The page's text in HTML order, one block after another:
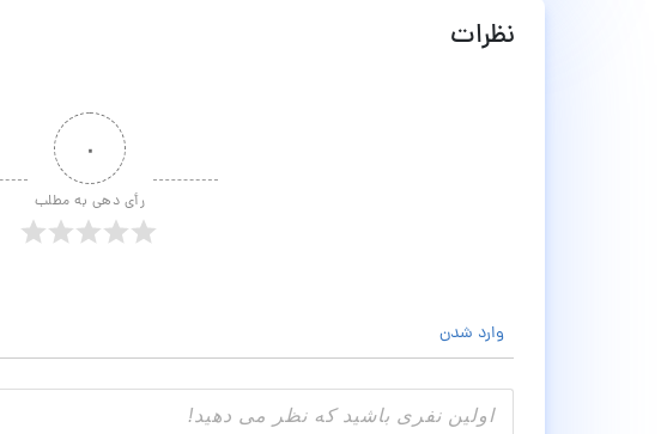
نظرات
۰
رأی دهی به مطلب
وارد شدن